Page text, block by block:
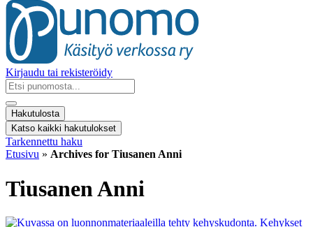
Kirjaudu tai rekisteröidy
Search
...
Hakutulosta
Katso kaikki hakutulokset
Tarkennettu haku
Etusivu » Archives for Tiusanen Anni
Tiusanen Anni